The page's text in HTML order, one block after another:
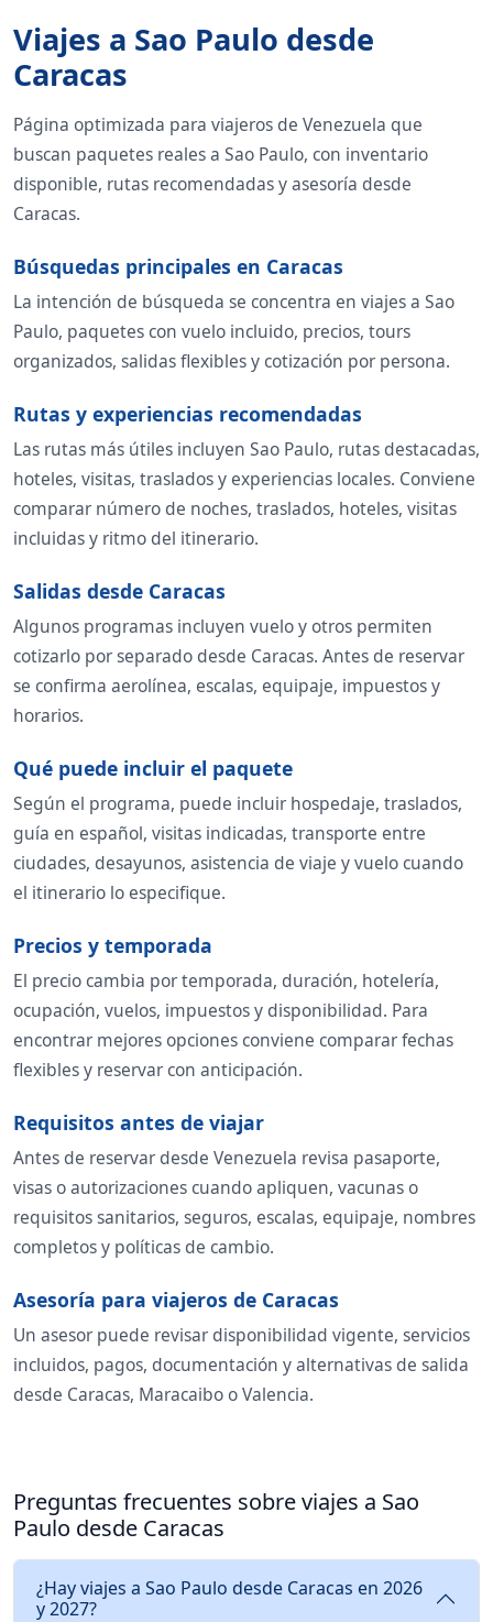
Viajes a Sao Paulo desde
Caracas
Página optimizada para viajeros de Venezuela que
buscan paquetes reales a Sao Paulo, con inventario
disponible, rutas recomendadas y asesoría desde
Caracas.
Búsquedas principales en Caracas
La intención de búsqueda se concentra en viajes a Sao
Paulo, paquetes con vuelo incluido, precios, tours
organizados, salidas flexibles y cotización por persona.
Rutas y experiencias recomendadas
Las rutas más útiles incluyen Sao Paulo, rutas destacadas,
hoteles, visitas, traslados y experiencias locales. Conviene
comparar número de noches, traslados, hoteles, visitas
incluidas y ritmo del itinerario.
Salidas desde Caracas
Algunos programas incluyen vuelo y otros permiten
cotizarlo por separado desde Caracas. Antes de reservar
se confirma aerolínea, escalas, equipaje, impuestos y
horarios.
Qué puede incluir el paquete
Según el programa, puede incluir hospedaje, traslados,
guía en español, visitas indicadas, transporte entre
ciudades, desayunos, asistencia de viaje y vuelo cuando
el itinerario lo especifique.
Precios y temporada
El precio cambia por temporada, duración, hotelería,
ocupación, vuelos, impuestos y disponibilidad. Para
encontrar mejores opciones conviene comparar fechas
flexibles y reservar con anticipación.
Requisitos antes de viajar
Antes de reservar desde Venezuela revisa pasaporte,
visas o autorizaciones cuando apliquen, vacunas o
requisitos sanitarios, seguros, escalas, equipaje, nombres
completos y políticas de cambio.
Asesoría para viajeros de Caracas
Un asesor puede revisar disponibilidad vigente, servicios
incluidos, pagos, documentación y alternativas de salida
desde Caracas, Maracaibo o Valencia.
Preguntas frecuentes sobre viajes a Sao
Paulo desde Caracas
¿Hay viajes a Sao Paulo desde Caracas en 2026
y 2027?